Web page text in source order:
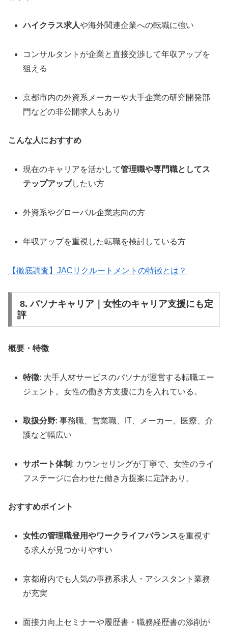
ハイクラス求人や海外関連企業への転職に強い
コンサルタントが企業と直接交渉して年収アップを
狙える
京都市内の外資系メーカーや大手企業の研究開発部
門などの非公開求人もあり
こんな人におすすめ
現在のキャリアを活かして管理職や専門職としてス
テップアップしたい方
外資系やグローバル企業志向の方
年収アップを重視した転職を検討している方
【徹底調査】JACリクルートメントの特徴とは？
8. パソナキャリア｜女性のキャリア支援にも定
評
概要・特徴
特徴: 大手人材サービスのパソナが運営する転職エー
ジェント。女性の働き方支援に力を入れている。
取扱分野: 事務職、営業職、IT、メーカー、医療、介
護など幅広い
サポート体制 : カウンセリングが丁寧で、女性のライ
フステージに合わせた働き方提案に定評あり。
おすすめポイント
女性の管理職登用やワークライフバランスを重視す
る求人が見つかりやすい
京都府内でも人気の事務系求人・アシスタント業務
が充実
面接力向上セミナーや履歴書・職務経歴書の添削が